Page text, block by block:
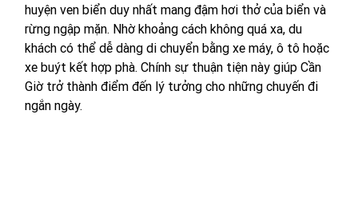
huyện ven biển duy nhất mang đậm hơi thở của biển và
rừng ngập mặn. Nhờ khoảng cách không quá xa, du
khách có thể dễ dàng di chuyển bằng xe máy, ô tô hoặc
xe buýt kết hợp phà. Chính sự thuận tiện này giúp Cần
Giờ trở thành điểm đến lý tưởng cho những chuyến đi
ngắn ngày.